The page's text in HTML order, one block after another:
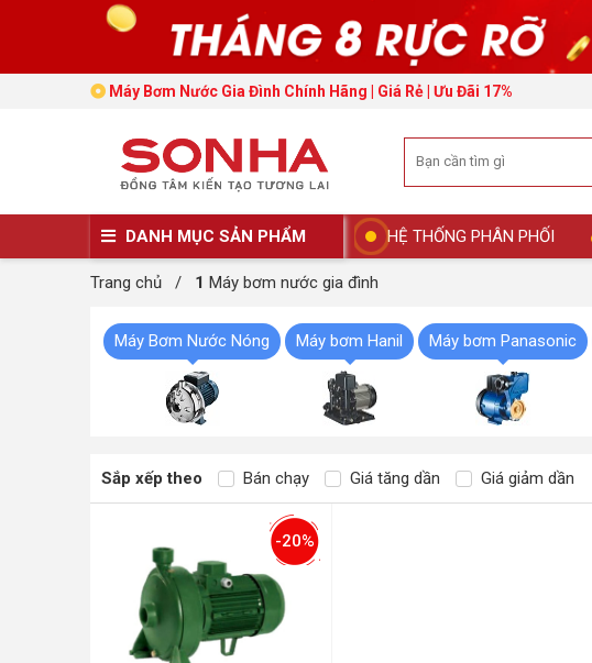
Máy Bơm Nước Gia Đình Chính Hãng | Giá Rẻ | Ưu Đãi 17%
DANH MỤC SẢN PHẨM HỆ THỐNG PHÂN PHỐI
Trang chủ / 1 Máy bơm nước gia đình
Máy Bơm Nước Nóng Máy bơm Hanil Máy bơm Panasonic
Sắp xếp theo Bán chạy Giá tăng dần Giá giảm dần
-20%